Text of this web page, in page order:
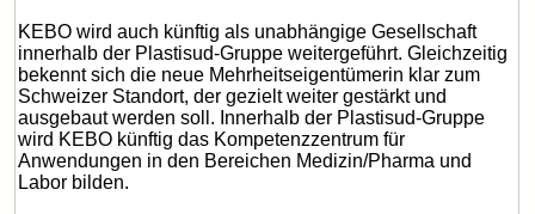
KEBO wird auch künftig als unabhängige Gesellschaft
innerhalb der Plastisud-Gruppe weitergeführt. Gleichzeitig
bekennt sich die neue Mehrheitseigentümerin klar zum
Schweizer Standort, der gezielt weiter gestärkt und
ausgebaut werden soll. Innerhalb der Plastisud-Gruppe
wird KEBO künftig das Kompetenzzentrum für
Anwendungen in den Bereichen Medizin/Pharma und
Labor bilden.